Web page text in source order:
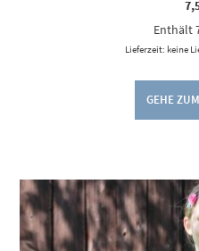
Enthält
Lieferzeit: keine
GEHE